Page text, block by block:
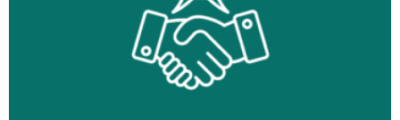
Participação em licitações, ampliando
oportunidades de negócio